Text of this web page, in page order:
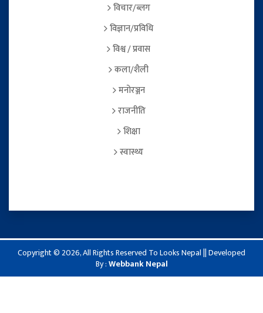
विचार/ब्लग
विज्ञान/प्रविधि
विश्व / प्रवास
कला/शैली
मनोरञ्जन
राजनीति
शिक्षा
स्वास्थ्य
Copyright © 2026, All Rights Reserved To Looks Nepal || Developed
By :Webbank Nepal